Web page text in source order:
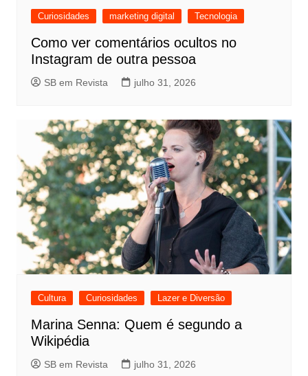
Curiosidades marketing digital Tecnologia
Como ver comentários ocultos no
Instagram de outra pessoa
SB em Revista julho 31, 2026
Cultura Curiosidades Lazer e Diversão
Marina Senna: Quem é segundo a
Wikipédia
SB em Revista julho 31, 2026